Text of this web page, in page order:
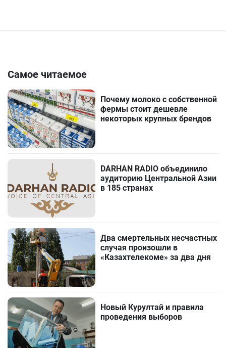
Самое читаемое
Почему молоко с собственной
фермы стоит дешевле
некоторых крупных брендов
DARHAN RADIO объединило
аудиторию Центральной Азии
в 185 странах
Два смертельных несчастных
случая произошли в
«Казахтелекоме» за два дня
Новый Курултай и правила
проведения выборов